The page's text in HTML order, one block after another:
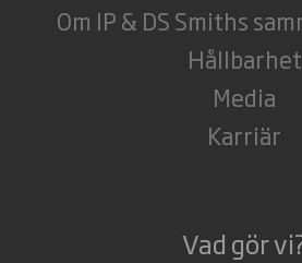
Om IP & DS Smiths
Hållbarhet
Media
Karriär
Vad gör